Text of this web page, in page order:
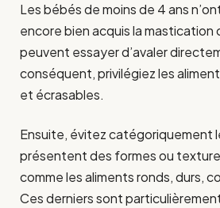
Les bébés de moins de 4 ans
encore bien acquis la mastication
peuvent essayer d’avaler
conséquent, privilégiez les
et écrasables.
Ensuite, évitez catégoriquement
présentent des formes ou
comme les aliments ronds, durs,
Ces derniers sont